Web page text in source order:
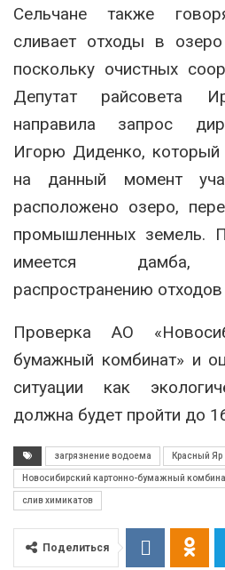
Сельчане также
сливает отходы в
поскольку очистных
Депутат райсовета
направила запрос
Игорю Диденко, который
на данный момент
расположено озеро,
промышленных земель.
имеется дамба,
распространению
Проверка АО
бумажный комбинат» и
ситуации как
должна будет пройти до
загрязнение водоема Красный Яр
Новосибирский картонно-бумажный
слив химикатов
Поделиться